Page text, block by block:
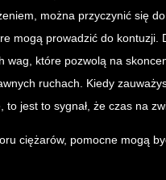
można przyczynić się do
mogą prowadzić do kontuzji.
wag, które pozwolą na
ruchach. Kiedy
to jest to sygnał, że czas na
ciężarów, pomocne mogą